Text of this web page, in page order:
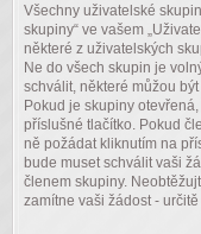
Všechny uživatelské
skupiny“ ve vašem
některé z uživatelských
Ne do všech skupin je
schválit, některé můžou
Pokud je skupiny
příslušné tlačítko. Pokud
ně požádat kliknutím na
bude muset schválit vaši
členem skupiny.
zamítne vaši žádost -